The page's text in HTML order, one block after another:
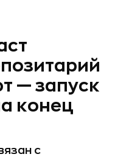
— запуск
конец
с